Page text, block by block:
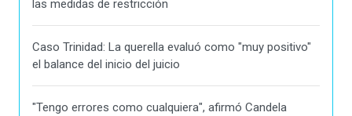
las medidas de restricción
Caso Trinidad: La querella evaluó como "muy positivo"
el balance del inicio del juicio
"Tengo errores como cualquiera", afirmó Candela